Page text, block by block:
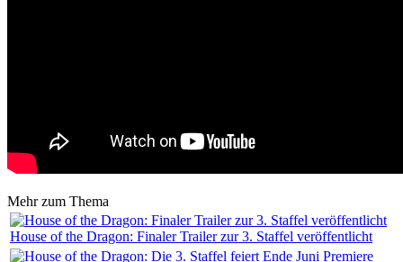
Mehr zum Thema
House of the Dragon: Finaler Trailer zur 3. Staffel veröffentlicht